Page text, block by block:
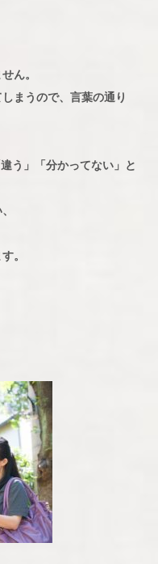
ん。
まうので、言葉の通り
う」「分かってない」と
。